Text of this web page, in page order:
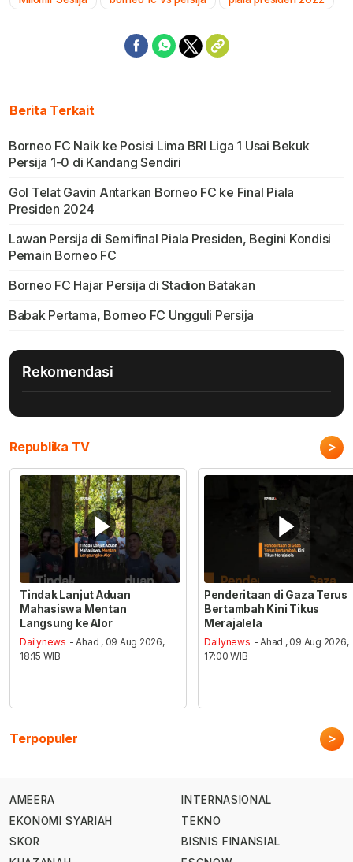
Mute
Berita Terkait
Borneo FC Naik ke Posisi Lima BRI Liga 1 Usai Bekuk
Persija 1-0 di Kandang Sendiri
Gol Telat Gavin Antarkan Borneo FC ke Final Piala
Presiden 2024
Lawan Persija di Semifinal Piala Presiden, Begini Kondisi
Pemain Borneo FC
Borneo FC Hajar Persija di Stadion Batakan
Babak Pertama, Borneo FC Ungguli Persija
Rekomendasi
Republika TV >
Tindak Lanjut Aduan
Mahasiswa Mentan
Langsung ke Alor
Dailynews - Ahad , 09 Aug 2026,
18:15 WIB
Penderitaan di Gaza Terus
Bertambah Kini Tikus
Merajalela
Dailynews - Ahad , 09 Aug 2026,
17:00 WIB
Terpopuler >
AMEERA
EKONOMI SYARIAH
SKOR
INTERNASIONAL
TEKNO
BISNIS FINANSIAL